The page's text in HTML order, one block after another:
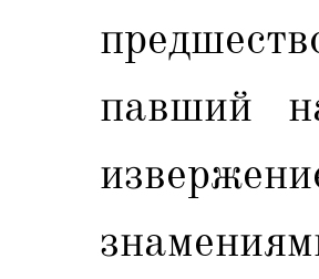
павший